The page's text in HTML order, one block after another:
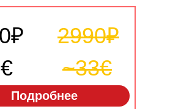
~33€
Подробнее
2990₽